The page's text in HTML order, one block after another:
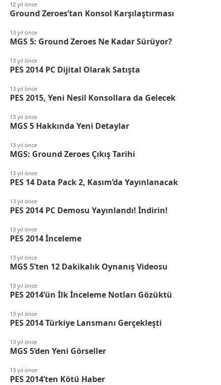
12 yıl önce
Ground Zeroes’tan Konsol Karşılaştırması
13 yıl önce
MGS 5: Ground Zeroes Ne Kadar Sürüyor?
13 yıl önce
PES 2014 PC Dijital Olarak Satışta
13 yıl önce
PES 2015, Yeni Nesil Konsollara da Gelecek
13 yıl önce
MGS 5 Hakkında Yeni Detaylar
13 yıl önce
MGS: Ground Zeroes Çıkış Tarihi
13 yıl önce
PES 14 Data Pack 2, Kasım’da Yayınlanacak
13 yıl önce
PES 2014 PC Demosu Yayınlandı! İndirin!
13 yıl önce
PES 2014 İnceleme
13 yıl önce
MGS 5’ten 12 Dakikalık Oynanış Videosu
13 yıl önce
PES 2014’ün İlk İnceleme Notları Gözüktü
13 yıl önce
PES 2014 Türkiye Lansmanı Gerçekleşti
13 yıl önce
MGS 5’den Yeni Görseller
13 yıl önce
PES 2014’ten Kötü Haber